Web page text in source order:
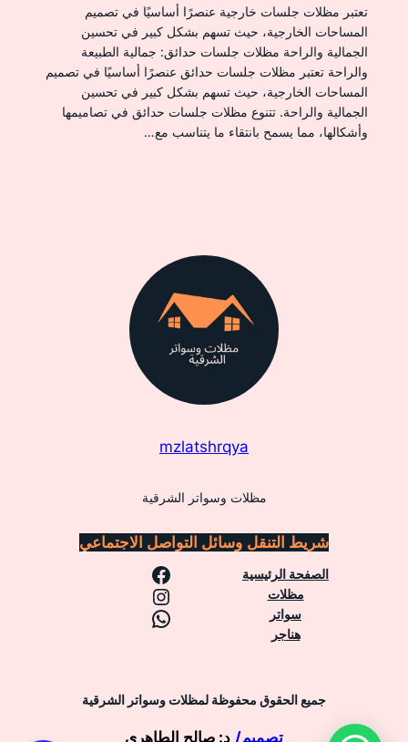
تعتبر مظلات جلسات خارجية عنصرًا أساسيًا في تصميم
المساحات الخارجية، حيث تسهم بشكل كبير في تحسين
الجمالية والراحة مظلات جلسات حدائق: جمالية الطبيعة
والراحة تعتبر مظلات جلسات حدائق عنصرًا أساسيًا في تصميم
المساحات الخارجية، حيث تسهم بشكل كبير في تحسين
الجمالية والراحة. تتنوع مظلات جلسات حدائق في تصاميمها
وأشكالها، مما يسمح بانتقاء ما يتناسب مع…
mzlatshrqya
مظلات وسواتر الشرقية
شريط التنقل
الصفحة الرئيسية
مظلات
سواتر
هناجر
وسائل التواصل الاجتماعي
فيسبوك
إنستجرام
واتساب
جميع الحقوق محفوظة لمظلات وسواتر الشرقية
تصميم/ د: صالح الطاهري